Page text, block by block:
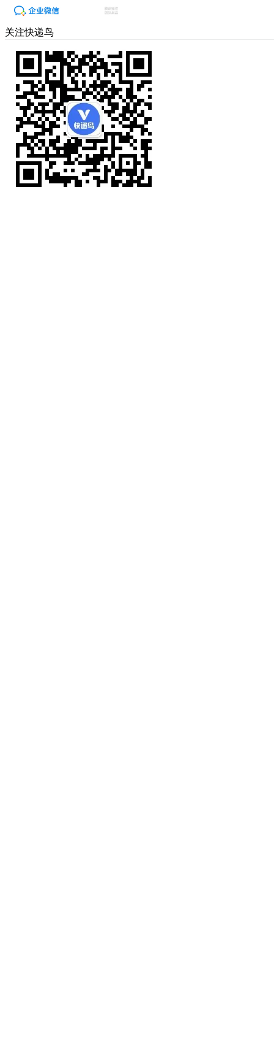
关注快递鸟